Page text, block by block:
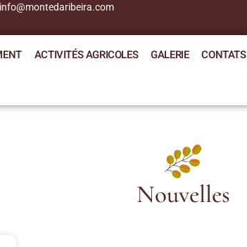
info@montedaribeira.com
ACTIVITÉS AGRICOLES GALERIE CONTATS
Nouvelles